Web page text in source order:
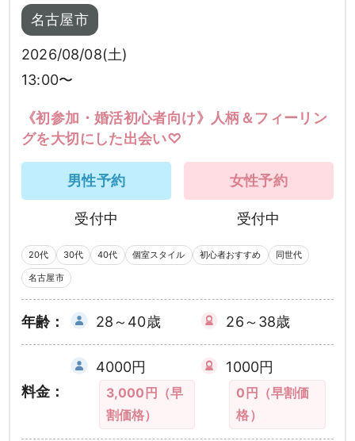
名古屋市
2026/08/08(土)
13:00〜
《初参加・婚活初心者向け》人柄＆フィーリン
グを大切にした出会い♡
男性予約
受付中
女性予約
受付中
20代 30代 40代 個室スタイル 初心者おすすめ 同世代
名古屋市
年齢： 28～40歳 26～38歳
料金：
4000円
3,000円（早
割価格）
1000円
0円（早割価
格）